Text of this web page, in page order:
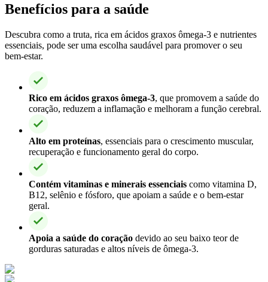
Benefícios para a saúde
Descubra como a truta, rica em ácidos graxos ômega-3 e nutrientes
essenciais, pode ser uma escolha saudável para promover o seu
bem-estar.
Rico em ácidos graxos ômega-3, que promovem a saúde do
coração, reduzem a inflamação e melhoram a função cerebral.
Alto em proteínas, essenciais para o crescimento muscular,
recuperação e funcionamento geral do corpo.
Contém vitaminas e minerais essenciais como vitamina D,
B12, selênio e fósforo, que apoiam a saúde e o bem-estar
geral.
Apoia a saúde do coração devido ao seu baixo teor de
gorduras saturadas e altos níveis de ômega-3.